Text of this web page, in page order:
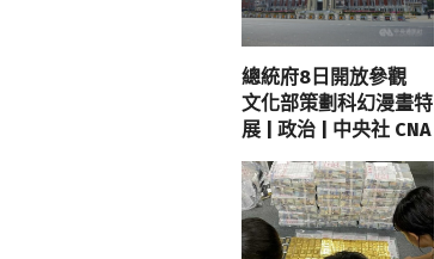
總統府8日開放參觀
文化部策劃科幻漫畫特
展 | 政治 | 中央社 CNA